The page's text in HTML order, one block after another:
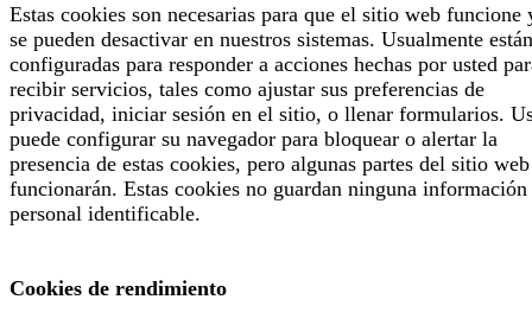
Estas cookies son necesarias para que el sitio web funcione
se pueden desactivar en nuestros sistemas. Usualmente están
configuradas para responder a acciones hechas por usted
recibir servicios, tales como ajustar sus preferencias de
privacidad, iniciar sesión en el sitio, o llenar formularios.
puede configurar su navegador para bloquear o alertar la
presencia de estas cookies, pero algunas partes del sitio
funcionarán. Estas cookies no guardan ninguna información
personal identificable.
Cookies de rendimiento